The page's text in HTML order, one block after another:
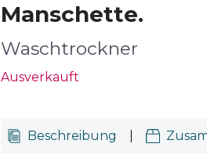
Manschette.
Waschtrockner
Ausverkauft
Beschreibung